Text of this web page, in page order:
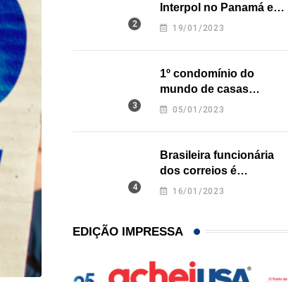
Interpol no Panamá e
pode pegar prisão
19/01/2023
1º condomínio do
mundo de casas
impressas em 3D é
05/01/2023
Brasileira funcionária
dos correios é
assassinada a facadas
16/01/2023
EDIÇÃO IMPRESSA